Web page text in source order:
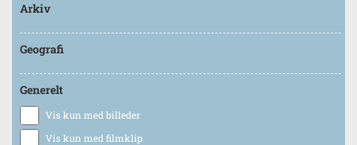
Arkiv
Geografi
Generelt
Vis kun med billeder
Vis kun med filmklip